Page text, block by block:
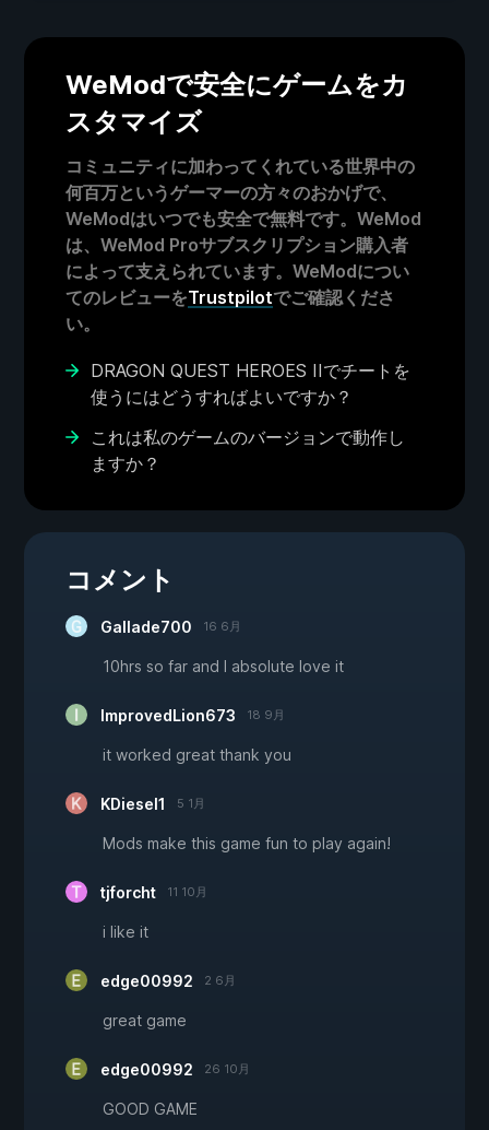
WeModで安全にゲームをカ
スタマイズ
コミュニティに加わってくれている世界中の
何百万というゲーマーの方々のおかげで、
WeModはいつでも安全で無料です。WeMod
は、WeMod Proサブスクリプション購入者
によって支えられています。WeModについ
てのレビューをTrustpilotでご確認くださ
い。
DRAGON QUEST HEROES IIでチートを
使うにはどうすればよいですか？
これは私のゲームのバージョンで動作し
ますか？
コメント
Gallade700 16 6月
10hrs so far and I absolute love it
ImprovedLion673 18 9月
it worked great thank you
KDiesel1 5 1月
Mods make this game fun to play again!
tjforcht 11 10月
i like it
edge00992 2 6月
great game
edge00992 26 10月
GOOD GAME